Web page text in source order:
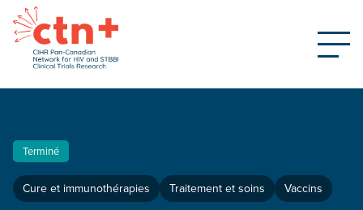
Terminé
Cure et immunothérapies Traitement et soins Vaccins